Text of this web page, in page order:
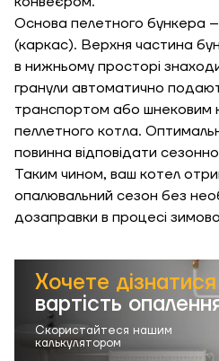
Основа пелетного бункера
(каркас). Верхня частина
в нижньому просторі
гранули автоматично
транспортом або шнековим
пеллетного котла.
повинна відповідати
Таким чином, ваш котел
опалювальний сезон без
дозаправки в процесі
Хочете дізнатися
вартість
Скористайтеся нашим
калькулятором
кв
Необхідна
потужність, кВт